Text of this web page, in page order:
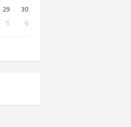
29
30
5
6